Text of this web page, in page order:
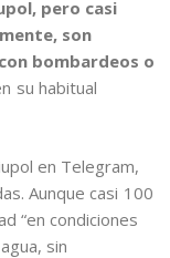
pero casi
son
bombardeos o
su habitual
en Telegram,
Aunque casi 100
“en condiciones
sin